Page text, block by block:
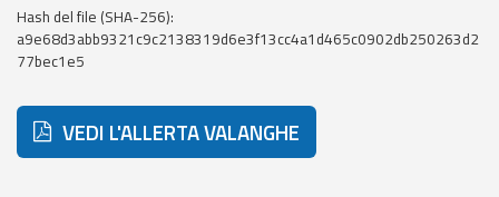
forecasts
data
Weather radar
Hash del file (SHA-256):
a9e68d3abb9321c9c2138319d6e3f13cc4a1d465c0902db250263d2
77bec1e5
VEDI L'ALLERTA VALANGHE